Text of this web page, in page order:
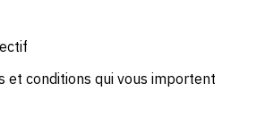
et conditions qui vous importent